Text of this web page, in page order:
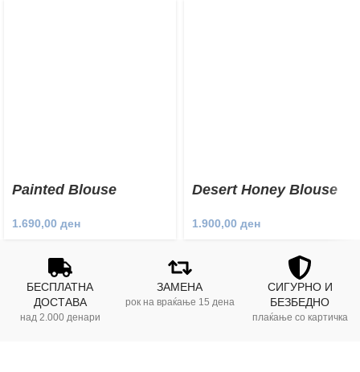
Painted Blouse
1.690,00 ден
Desert Honey Blouse
1.900,00 ден
БЕСПЛАТНА
ДОСТАВА
над 2.000 денари
ЗАМЕНА
рок на враќање 15 дена
СИГУРНО И
БЕЗБЕДНО
плаќање со картичка